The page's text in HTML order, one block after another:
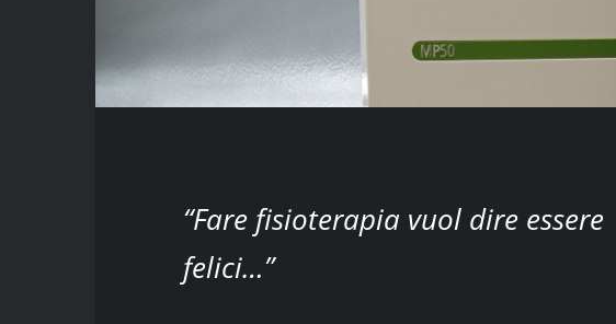
“Fare fisioterapia vuol dire essere
felici…”